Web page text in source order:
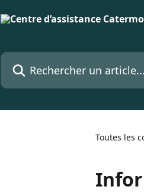
Rechercher un article...
Toutes les